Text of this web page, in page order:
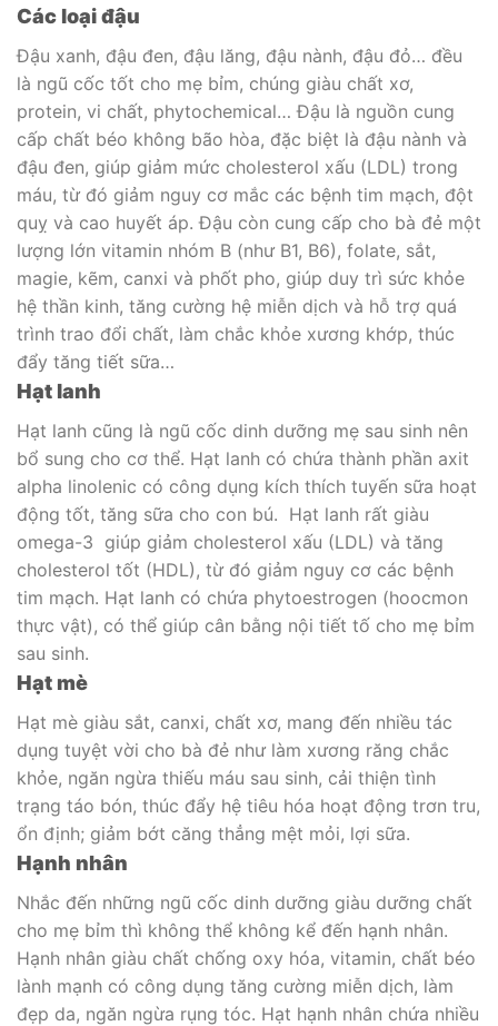
Các loại đậu
Đậu xanh, đậu đen, đậu lăng, đậu nành, đậu đỏ… đều
là ngũ cốc tốt cho mẹ bỉm, chúng giàu chất xơ,
protein, vi chất, phytochemical… Đậu là nguồn cung
cấp chất béo không bão hòa, đặc biệt là đậu nành và
đậu đen, giúp giảm mức cholesterol xấu (LDL) trong
máu, từ đó giảm nguy cơ mắc các bệnh tim mạch, đột
quỵ và cao huyết áp. Đậu còn cung cấp cho bà đẻ một
lượng lớn vitamin nhóm B (như B1, B6), folate, sắt,
magie, kẽm, canxi và phốt pho, giúp duy trì sức khỏe
hệ thần kinh, tăng cường hệ miễn dịch và hỗ trợ quá
trình trao đổi chất, làm chắc khỏe xương khớp, thúc
đẩy tăng tiết sữa…
Hạt lanh
Hạt lanh cũng là ngũ cốc dinh dưỡng mẹ sau sinh nên
bổ sung cho cơ thể. Hạt lanh có chứa thành phần axit
alpha linolenic có công dụng kích thích tuyến sữa hoạt
động tốt, tăng sữa cho con bú. Hạt lanh rất giàu
omega-3 giúp giảm cholesterol xấu (LDL) và tăng
cholesterol tốt (HDL), từ đó giảm nguy cơ các bệnh
tim mạch. Hạt lanh có chứa phytoestrogen (hoocmon
thực vật), có thể giúp cân bằng nội tiết tố cho mẹ bỉm
sau sinh.
Hạt mè
Hạt mè giàu sắt, canxi, chất xơ, mang đến nhiều tác
dụng tuyệt vời cho bà đẻ như làm xương răng chắc
khỏe, ngăn ngừa thiếu máu sau sinh, cải thiện tình
trạng táo bón, thúc đẩy hệ tiêu hóa hoạt động trơn tru,
ổn định; giảm bớt căng thẳng mệt mỏi, lợi sữa.
Hạnh nhân
Nhắc đến những ngũ cốc dinh dưỡng giàu dưỡng chất
cho mẹ bỉm thì không thể không kể đến hạnh nhân.
Hạnh nhân giàu chất chống oxy hóa, vitamin, chất béo
lành mạnh có công dụng tăng cường miễn dịch, làm
đẹp da, ngăn ngừa rụng tóc. Hạt hạnh nhân chứa nhiều